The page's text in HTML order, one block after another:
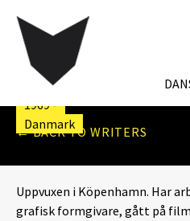
← BACK TO WRITERS
MIRJAM
1969 -
Danmark
Uppvuxen i Köpenhamn. Har
grafisk formgivare, gått på